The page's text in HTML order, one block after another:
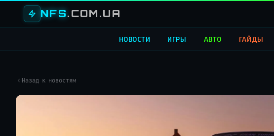
NFS.COM.UA
НОВОСТИ ИГРЫ АВТО ГАЙДЫ
Назад к новостям